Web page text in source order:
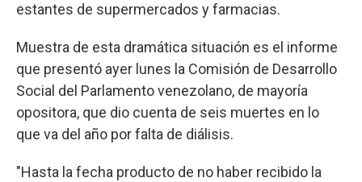
estantes de supermercados y farmacias.
Muestra de esta dramática situación es el informe
que presentó ayer lunes la Comisión de Desarrollo
Social del Parlamento venezolano, de mayoría
opositora, que dio cuenta de seis muertes en lo
que va del año por falta de diálisis.
"Hasta la fecha producto de no haber recibido la